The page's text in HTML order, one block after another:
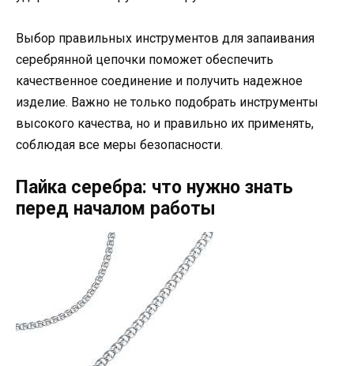
Выбор правильных инструментов для запаивания
серебрянной цепочки поможет обеспечить
качественное соединение и получить надежное
изделие. Важно не только подобрать инструменты
высокого качества, но и правильно их применять,
соблюдая все меры безопасности.
Пайка серебра: что нужно знать
перед началом работы